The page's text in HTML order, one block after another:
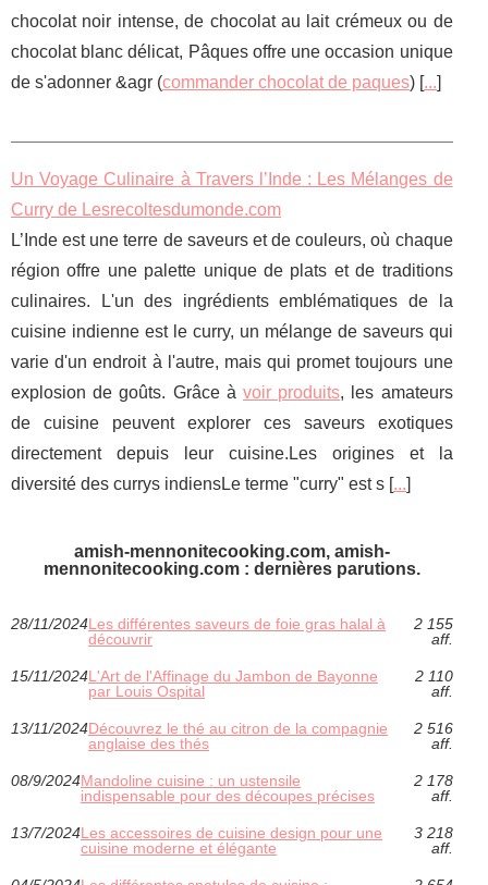
chocolat noir intense, de chocolat au lait crémeux ou de
chocolat blanc délicat, Pâques offre une occasion unique
de s'adonner &agr (commander chocolat de paques) [...]
Un Voyage Culinaire à Travers l’Inde : Les Mélanges de
Curry de Lesrecoltesdumonde.com
L’Inde est une terre de saveurs et de couleurs, où chaque
région offre une palette unique de plats et de traditions
culinaires. L'un des ingrédients emblématiques de la
cuisine indienne est le curry, un mélange de saveurs qui
varie d'un endroit à l'autre, mais qui promet toujours une
explosion de goûts. Grâce à voir produits, les amateurs
de cuisine peuvent explorer ces saveurs exotiques
directement depuis leur cuisine.Les origines et la
diversité des currys indiensLe terme "curry" est s [...]
amish-mennonitecooking.com, amish-
mennonitecooking.com : dernières parutions.
28/11/2024Les différentes saveurs de foie gras halal à
découvrir
2 155
aff.
15/11/2024L'Art de l'Affinage du Jambon de Bayonne
par Louis Ospital
2 110
aff.
13/11/2024Découvrez le thé au citron de la compagnie
anglaise des thés
2 516
aff.
08/9/2024Mandoline cuisine : un ustensile
indispensable pour des découpes précises
2 178
aff.
13/7/2024Les accessoires de cuisine design pour une
cuisine moderne et élégante
3 218
aff.